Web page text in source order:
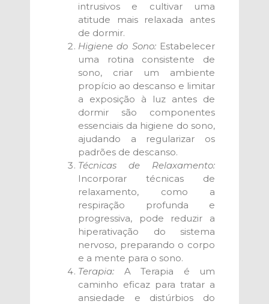
intrusivos e cultivar uma
atitude mais relaxada antes
de dormir.
Higiene do Sono:Estabelecer
uma rotina consistente de
sono, criar um ambiente
propício ao descanso e limitar
a exposição à luz antes de
dormir são componentes
essenciais da higiene do sono,
ajudando a regularizar os
padrões de descanso.
Técnicas de Relaxamento:
Incorporar técnicas de
relaxamento, como a
respiração profunda e
progressiva, pode reduzir a
hiperativação do sistema
nervoso, preparando o corpo
e a mente para o sono.
Terapia: A Terapia é um
caminho eficaz para tratar a
ansiedade e distúrbios do